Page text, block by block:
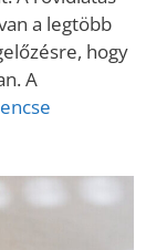
a legtöbb
hogy
A